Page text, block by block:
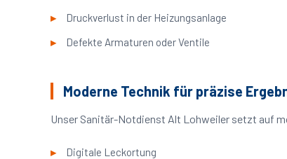
Druckverlust in der Heizungsanlage
Defekte Armaturen oder Ventile
Moderne Technik für präzise
Unser Sanitär-Notdienst Alt Lohweiler setzt auf
Digitale Leckortung